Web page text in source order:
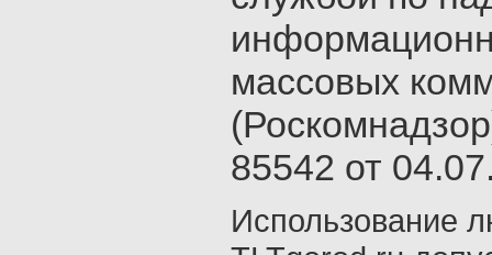
массовых
85542 от
Использование